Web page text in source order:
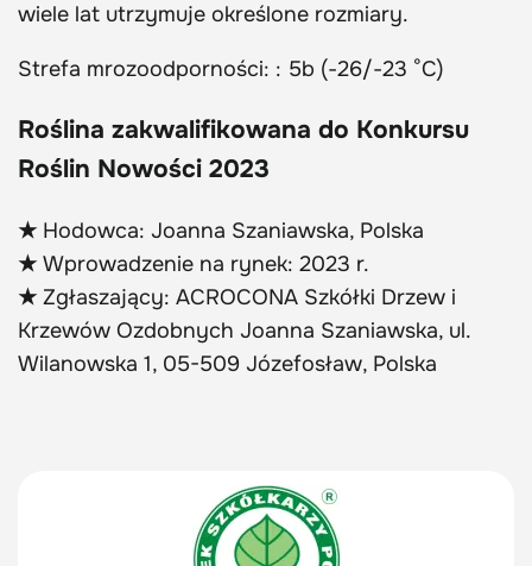
wiele lat utrzymuje określone rozmiary.
Strefa mrozoodporności: : 5b (-26/-23 °C)
Roślina zakwalifikowana do Konkursu
Roślin Nowości 2023
★ Hodowca: Joanna Szaniawska, Polska
★ Wprowadzenie na rynek: 2023 r.
★ Zgłaszający: ACROCONA Szkółki Drzew i
Krzewów Ozdobnych Joanna Szaniawska, ul.
Wilanowska 1, 05-509 Józefosław, Polska